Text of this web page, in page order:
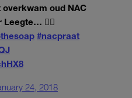
oud NAC
Leegte… 🤦‍♂️
#nacpraat
24, 2018